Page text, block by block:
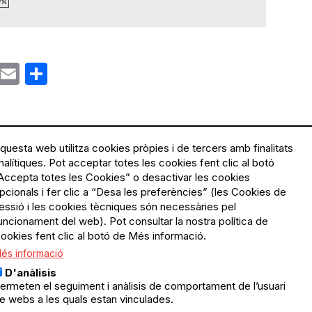
Email
Menú
Legal
Política de privacitat
Avís legal
Política de cookies
organitzadors.
web utilitza cookies pròpies i de tercers amb finalitats
Pot acceptar totes les cookies fent clic al botó
totes les Cookies” o desactivar les cookies
i fer clic a “Desa les preferències” (les Cookies de
i les cookies tècniques són necessàries pel
del web). Pot consultar la nostra política de
fent clic al botó de Més informació.
informació
D'anàlisis
el seguiment i anàlisis de comportament de l’usuari
webs a les quals estan vinculades.